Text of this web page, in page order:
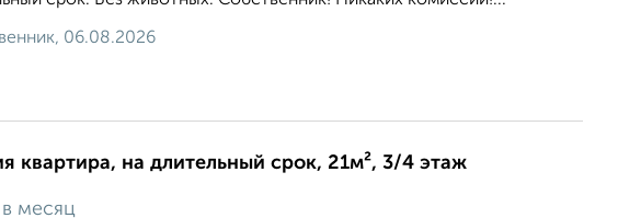
06.08.2026
квартира, на длительный срок, 21м², 3/4 этаж
в месяц